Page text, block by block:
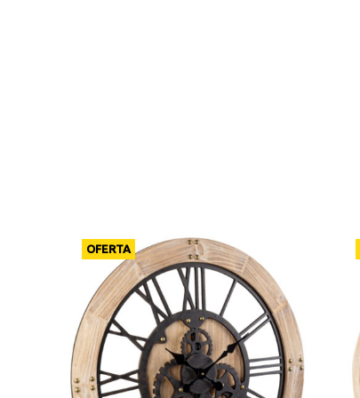
OFERTA